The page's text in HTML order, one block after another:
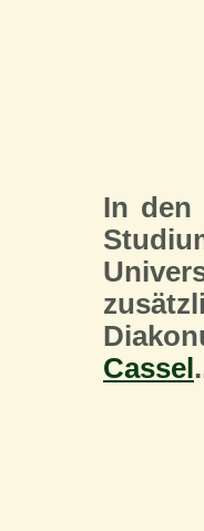
In den
Cassel